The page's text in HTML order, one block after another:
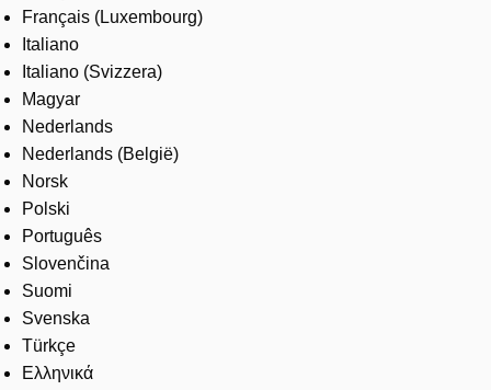
Français (Luxembourg)
Italiano
Italiano (Svizzera)
Magyar
Nederlands
Nederlands (België)
Norsk
Polski
Português
Slovenčina
Suomi
Svenska
Türkçe
Ελληνικά